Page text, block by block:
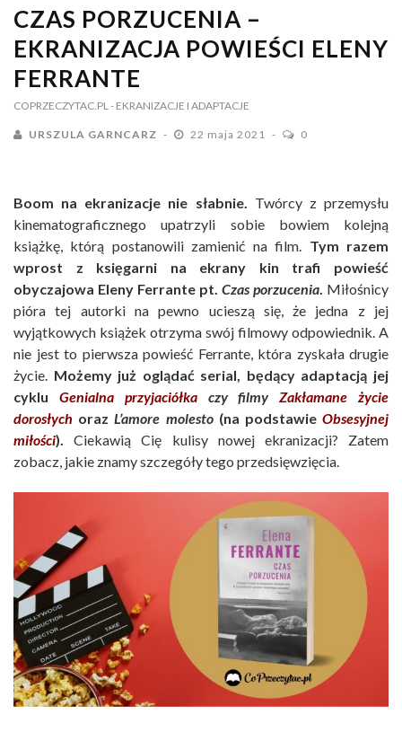
CZAS PORZUCENIA –
EKRANIZACJA POWIEŚCI ELENY
FERRANTE
COPRZECZYTAC.PL - EKRANIZACJE I ADAPTACJE
URSZULA GARNCARZ 22 maja 2021 0
Boom na ekranizacje nie słabnie. Twórcy z przemysłu
kinematograficznego upatrzyli sobie bowiem kolejną
książkę, którą postanowili zamienić na film. Tym razem
wprost z księgarni na ekrany kin trafi powieść
obyczajowa Eleny Ferrante pt. Czas porzucenia. Miłośnicy
pióra tej autorki na pewno ucieszą się, że jedna z jej
wyjątkowych książek otrzyma swój filmowy odpowiednik. A
nie jest to pierwsza powieść Ferrante, która zyskała drugie
życie. Możemy już oglądać serial, będący adaptacją jej
cyklu Genialna przyjaciółkaczy filmyZakłamane życie
dorosłych orazL’amore molesto(na podstawieObsesyjnej
miłości).Ciekawią Cię kulisy nowej ekranizacji? Zatem
zobacz, jakie znamy szczegóły tego przedsięwzięcia.